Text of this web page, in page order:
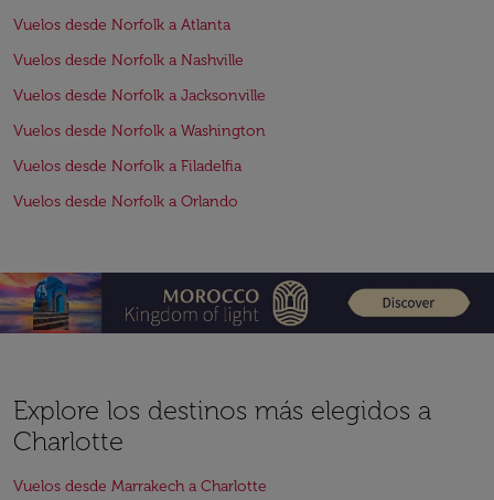
Vuelos desde Norfolk a Atlanta
Vuelos desde Norfolk a Nashville
Vuelos desde Norfolk a Jacksonville
Vuelos desde Norfolk a Washington
Vuelos desde Norfolk a Filadelfia
Vuelos desde Norfolk a Orlando
Explore los destinos más elegidos a
Charlotte
Vuelos desde Marrakech a Charlotte